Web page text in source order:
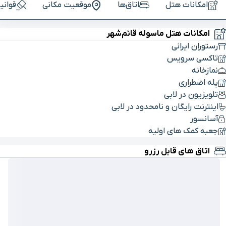
امکانات هتل اتاق‌ها موقعیت مکانی
امکانات هتل ماسوله قائم‌شهر
رستوران ایرانی
تاکسی سرویس
نمازخانه
پله اضطراری
تلویزیون در لابی
اینترنت رایگان و نامحدود در لابی
آسانسور
جعبه کمک های اولیه
اتاق های قابل رزرو